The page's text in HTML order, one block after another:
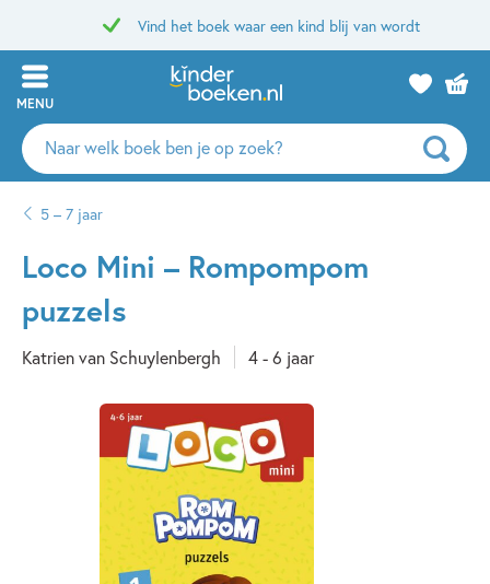
Vind het boek waar een kind blij van wordt
MENU
Zoeken
naar
auteurs
uitgevers
5 – 7 jaar
Loco Mini – Rompompom
puzzels
Katrien van Schuylenbergh 4 - 6 jaar